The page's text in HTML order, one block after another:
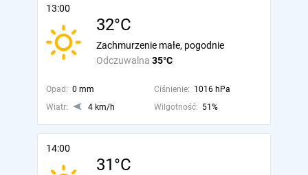
13:00
32°C
Odczuwalna 35°C
Zachmurzenie małe, pogodnie
Opad: 0 mm Ciśnienie: 1016 hPa
Wiatr:
4 km/h Wilgotność: 51%
14:00
31°C